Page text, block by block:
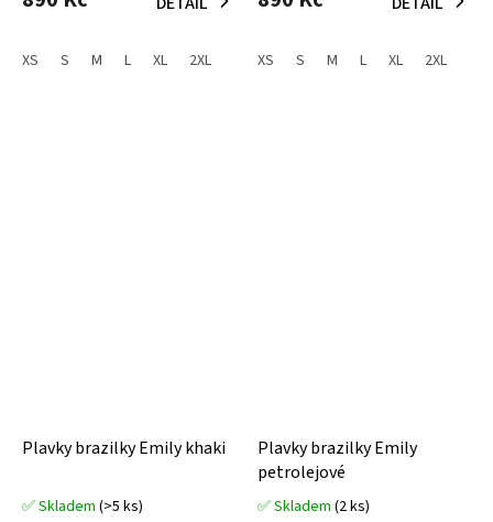
z
XS S M L XL 2XL
z
XS S M L XL 2XL
Plavky brazilky Emily khaki
Průměrné
✅ Skladem (>5 ks)
Plavky brazilky Emily
petrolejové
Průměrné
✅ Skladem (2 ks)